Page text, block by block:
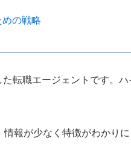
の戦略
転職エージェントです。
報が少なく特徴がわかり